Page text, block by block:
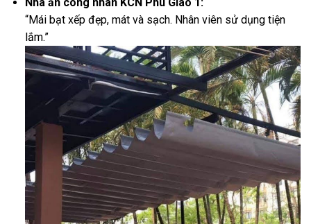
“Mái bạt xếp đẹp, mát và sạch. Nhân viên sử dụng tiện
lắm.”